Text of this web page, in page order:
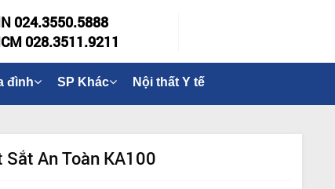
024.3550.5888
028.3511.9211
đình SP Khác Nội thất Y tế
Sắt An Toàn KA100